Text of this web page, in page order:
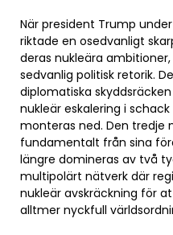
När president Trump
riktade en osedvanligt
deras nukleära
sedvanlig politisk retorik.
diplomatiska
nukleär eskalering i
monteras ned. Den tredje
fundamentalt från sina
längre domineras av två
multipolärt nätverk där
nukleär avskräckning för
alltmer nyckfull